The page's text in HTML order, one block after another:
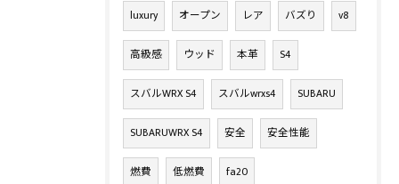
luxury オープン レア バズり v8
高級感 ウッド 本革 S4
スバルWRX S4 スバルwrxs4 SUBARU
SUBARUWRX S4 安全 安全性能
燃費 低燃費 fa20